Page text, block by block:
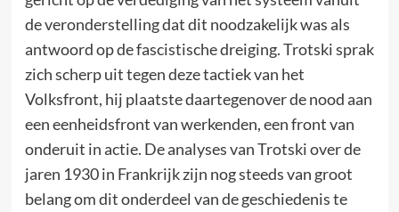
de veronderstelling dat dit noodzakelijk was als
antwoord op de fascistische dreiging. Trotski sprak
zich scherp uit tegen deze tactiek van het
Volksfront, hij plaatste daartegenover de nood aan
een eenheidsfront van werkenden, een front van
onderuit in actie. De analyses van Trotski over de
jaren 1930 in Frankrijk zijn nog steeds van groot
belang om dit onderdeel van de geschiedenis te